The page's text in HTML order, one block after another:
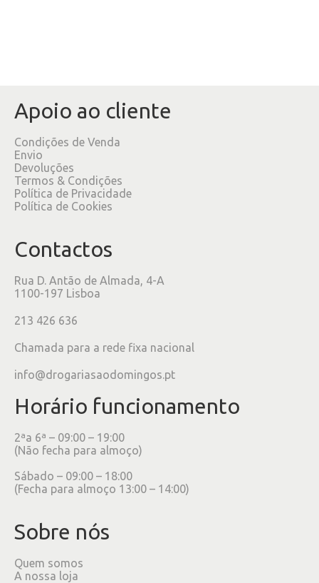
Apoio ao cliente
Condições de Venda
Envio
Devoluções
Termos & Condições
Política de Privacidade
Política de Cookies
Contactos
Rua D. Antão de Almada, 4-A
1100-197 Lisboa
213 426 636
Chamada para a rede fixa nacional
info@drogariasaodomingos.pt
Horário funcionamento
2ªa 6ª – 09:00 – 19:00
(Não fecha para almoço)
Sábado – 09:00 – 18:00
(Fecha para almoço 13:00 – 14:00)
Sobre nós
Quem somos
A nossa loja